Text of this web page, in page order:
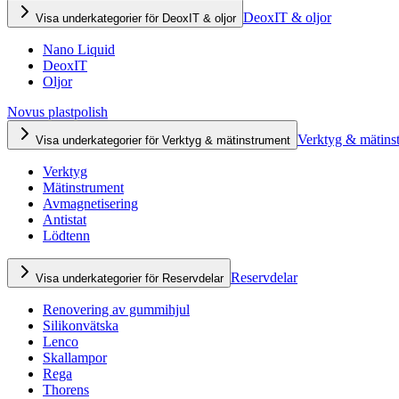
Visa underkategorier för DeoxIT & oljor DeoxIT & oljor
Nano Liquid
DeoxIT
Oljor
Novus plastpolish
Visa underkategorier för Verktyg & mätinstrument Verktyg &
Verktyg
Mätinstrument
Avmagnetisering
Antistat
Lödtenn
Visa underkategorier för Reservdelar Reservdelar
Renovering av gummihjul
Silikonvätska
Lenco
Skallampor
Rega
Thorens